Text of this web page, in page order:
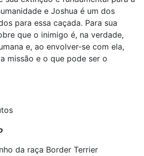
e Joshua é um dos
para essa caçada. Para sua
que o inimigo é, na verdade,
e, ao envolver-se com ela,
missão e o que pode ser o
da raça Border Terrier